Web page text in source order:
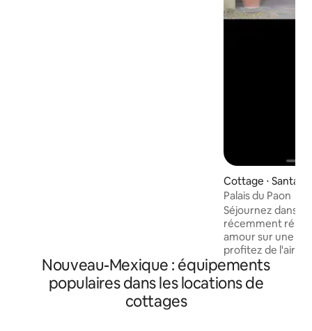
Cottage ⋅ Santa
Palais du Paon
Séjournez dans
récemment
amour sur une
profitez de l'air
montagnes sur
Notre maison
complète avec
Nouveau-Mexique : équipements
populaires dans les locations de
cottages